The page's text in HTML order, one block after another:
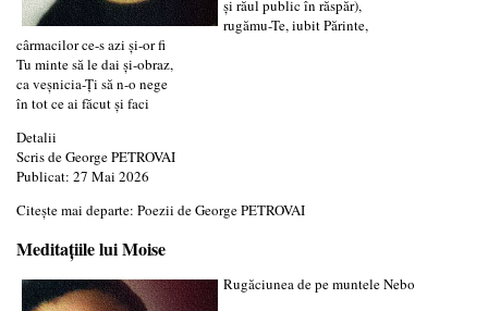
și răul public în răspăr),
rugămu-Te, iubit Părinte,
cârmacilor ce-s azi și-or fi
Tu minte să le dai și-obraz,
ca veșnicia-Ți să n-o nege
în tot ce ai făcut și faci
Detalii
Scris deGeorge PETROVAI
Publicat: 27 Mai 2026
Citește mai departe: Poezii de George PETROVAI
Meditaţiile lui Moise
Rugăciunea de pe muntele Nebo